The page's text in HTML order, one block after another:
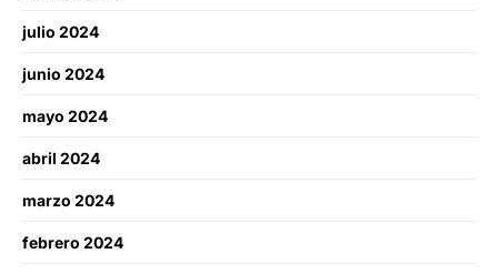
julio 2024
junio 2024
mayo 2024
abril 2024
marzo 2024
febrero 2024